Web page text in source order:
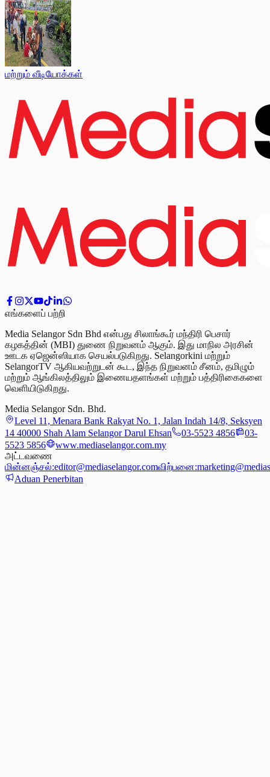
மற்றும் வீடியோக்கள்
எங்களைப் பற்றி
Media Selangor Sdn Bhd என்பது சிலாங்கூர் மந்திரி பெசார்
கழகத்தின் (MBI) துணை நிறுவனம் ஆகும். இது மாநில அரசின்
ஊடக ஏஜென்ஸியாக செயல்படுகிறது. Selangorkini மற்றும்
SelangorTV ஆகியவற்றுடன் கூட, இந்த நிறுவனம் சீனம், தமிழும்
மற்றும் ஆங்கிலத்திலும் இணையதளங்கள் மற்றும் பத்திரிகைகளை
வெளியிடுகிறது.
Media Selangor Sdn. Bhd.
Level 11, Menara Bank Rakyat No. 1, Jalan Indah 14/8, Seksyen
14 40000 Shah Alam Selangor Darul Ehsan
03-5523 4856
03-
5523 5856
www.mediaselangor.com.my
அட்டவணை
மின்னஞ்சல்:editor@mediaselangor.comவிற்பனை:
Aduan Penerbitan